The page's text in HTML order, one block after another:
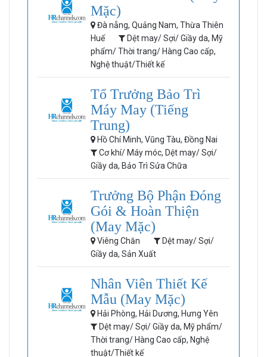
Mặc)
Đà nẵng, Quảng Nam, Thừa Thiên
Huế
Dệt may/ Sợi/ Giầy da, Mỹ
phẩm/ Thời trang/ Hàng Cao cấp,
Nghệ thuật/Thiết kế
Tổ Trưởng Bảo Trì
Máy May (Tiếng
Trung)
Hồ Chí Minh, Vũng Tàu, Đồng Nai
Cơ khí/ Máy móc, Dệt may/ Sợi/
Giầy da, Bảo Trì Sửa Chữa
Trưởng Bộ Phận Đóng
Gói & Hoàn Thiện
(May Mặc)
Viêng Chăn
Dệt may/ Sợi/
Giầy da, Sản Xuất
Nhân Viên Thiết Kế
Mẫu (May Mặc)
Hải Phòng, Hải Dương, Hưng Yên
Dệt may/ Sợi/ Giầy da, Mỹ phẩm/
Thời trang/ Hàng Cao cấp, Nghệ
thuật/Thiết kế